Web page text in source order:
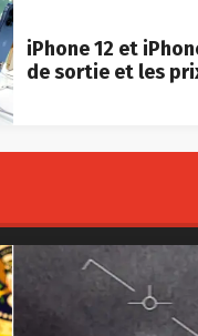
iPhone 12 et
de sortie et les